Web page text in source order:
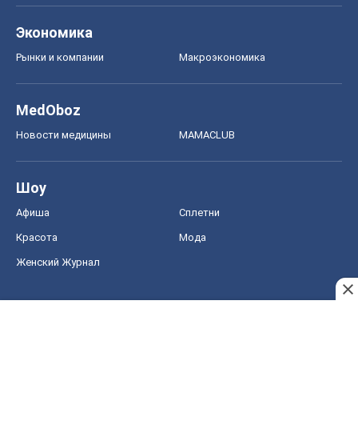
Экономика
Рынки и компании Mакроэкономика
MedOboz
Новости медицины MAMACLUB
Шоу
Афиша Сплетни
Красота Мода
Женский Журнал